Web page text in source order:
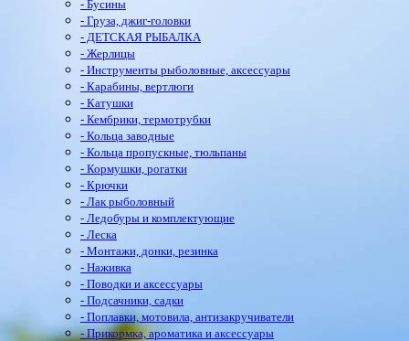
- Бусины
- Груза, джиг-головки
- ДЕТСКАЯ РЫБАЛКА
- Жерлицы
- Инструменты рыболовные, аксессуары
- Карабины, вертлюги
- Катушки
- Кембрики, термотрубки
- Кольца заводные
- Кольца пропускные, тюльпаны
- Кормушки, рогатки
- Крючки
- Лак рыболовный
- Ледобуры и комплектующие
- Леска
- Монтажи, донки, резинка
- Наживка
- Поводки и аксессуары
- Подсачники, садки
- Поплавки, мотовила, антизакручиватели
- Прикормка, ароматика и аксессуары